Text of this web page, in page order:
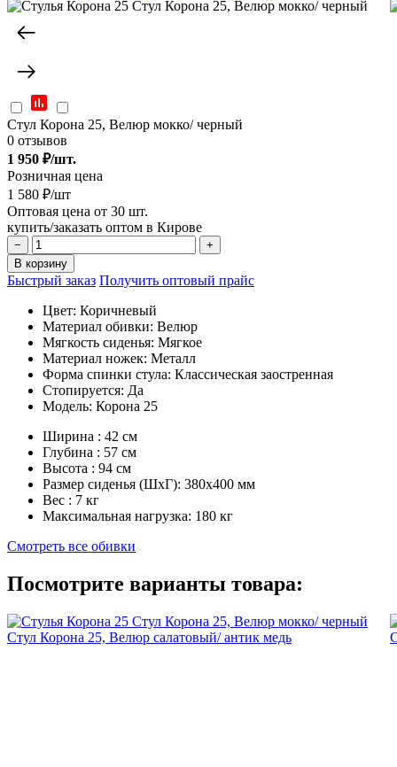
Стул Корона 25, Велюр мокко/ черный
0 отзывов
1 950 ₽/шт.
Розничная цена
1 580 ₽/шт
Оптовая цена от 30 шт.
купить/заказать оптом в Кирове
−
+
В корзину
Быстрый заказ Получить оптовый прайс
Цвет: Коричневый
Материал обивки: Велюр
Мягкость сиденья: Мягкое
Материал ножек: Металл
Форма спинки стула: Классическая заостренная
Стопируется: Да
Модель: Корона 25
Ширина : 42 см
Глубина : 57 см
Высота : 94 см
Размер сиденья (ШxГ): 380x400 мм
Вес : 7 кг
Максимальная нагрузка: 180 кг
Смотреть все обивки
Посмотрите варианты товара:
Стул Корона 25, Велюр салатовый/ антик медь